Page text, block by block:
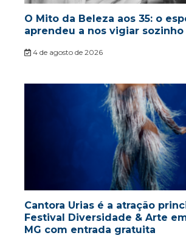
O Mito da Beleza aos 35: o
aprendeu a nos vigiar sozinho
4 de agosto de 2026
Cantora Urias é a atração
Festival Diversidade & Arte
MG com entrada gratuita